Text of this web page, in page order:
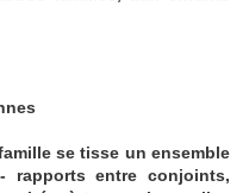
se tisse un ensemble
rapports entre conjoints,